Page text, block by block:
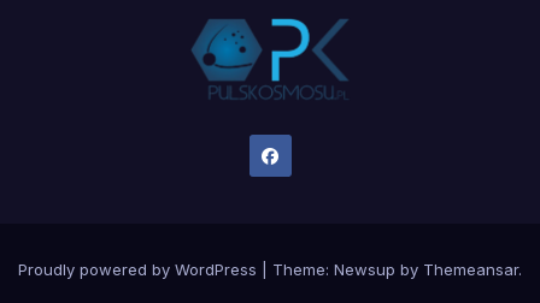
Proudly powered by WordPress Theme: Newsup by Themeansar.